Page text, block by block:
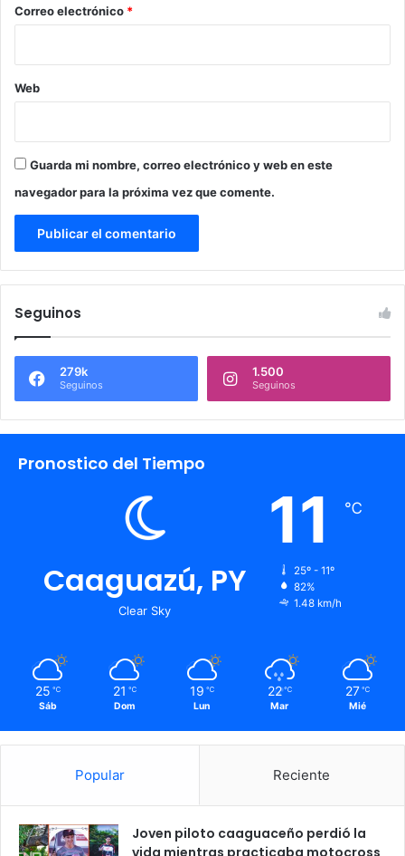
*
Correo electrónico *
Web
Guarda mi nombre, correo electrónico y web en este
navegador para la próxima vez que comente.
Seguinos
279k
Seguinos
1.500
Seguinos
Pronostico del Tiempo
Caaguazú, PY
Clear Sky
11 ℃
25º - 11º
82%
1.48 km/h
25 ℃
Sáb
21 ℃
Dom
19 ℃
Lun
22 ℃
Mar
27 ℃
Mié
Popular Reciente
Joven piloto caaguaceño perdió la